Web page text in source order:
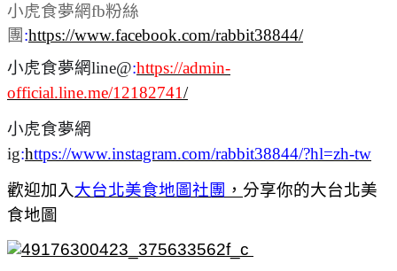
小虎食夢網fb粉絲
團 :https://www.facebook.com/rabbit38844/
小虎食夢網line@:https://admin-
official.line.me/12182741/
小虎食夢網
ig:https://www.instagram.com/rabbit38844/?hl=zh-tw
歡迎加入大台北美食地圖社團 ， 分享你的大台北美
食地圖